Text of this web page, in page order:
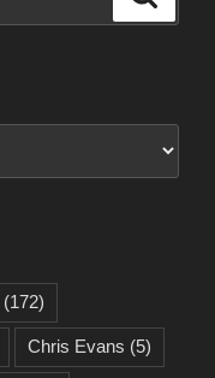
(172)
Chris Evans (5)